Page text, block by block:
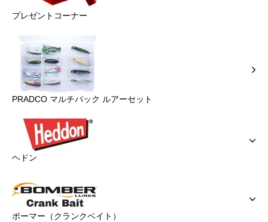
プレゼントコーナー
PRADCO マルチパック ルアーセット
ヘドン
ボーマー（クランクベイト）